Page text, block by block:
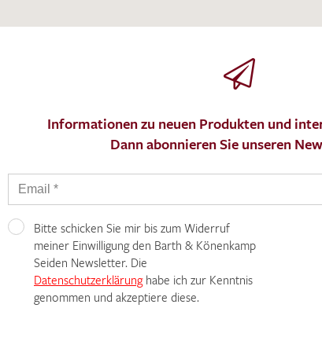
Informationen zu neuen Produkten und
Dann abonnieren Sie unseren
Bitte schicken Sie mir bis zum Widerruf
meiner Einwilligung den Barth & Könenkamp
Seiden Newsletter. Die
Datenschutzerklärunghabe ich zur Kenntnis
genommen und akzeptiere diese.